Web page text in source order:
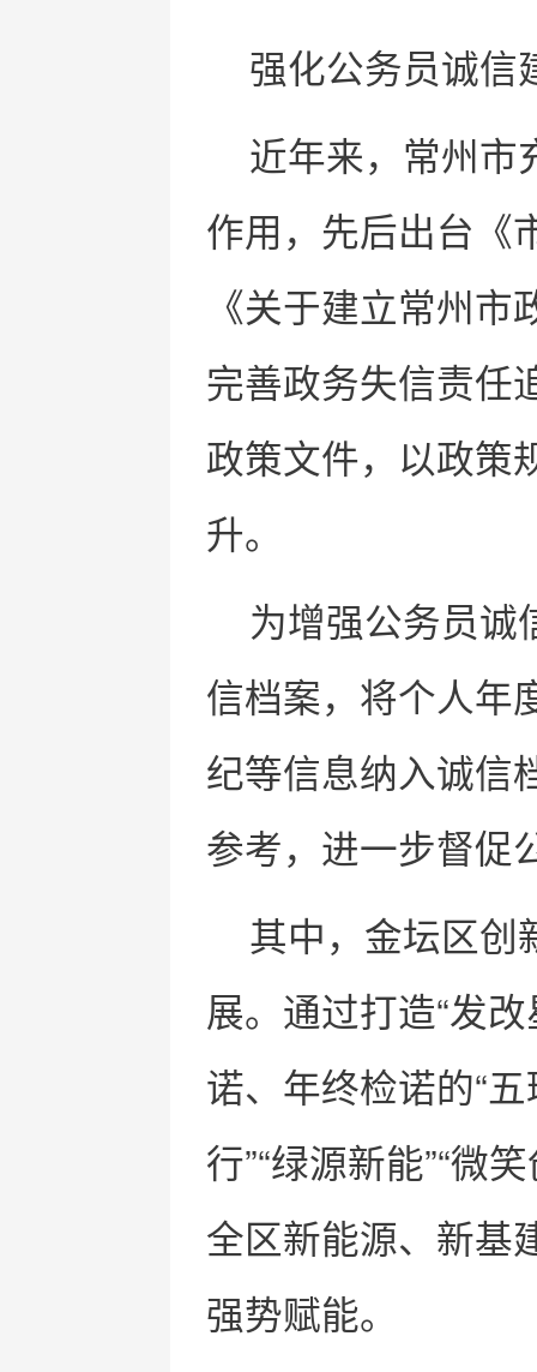
强化公务员诚信
近年来，常州市
作用，先后出台《
《关于建立常州
完善政务失信责任
政策文件，以政策
升。
为增强公务员诚
信档案，将个人年
纪等信息纳入诚信
参考，进一步督促
其中，金坛区创
展。通过打造“发
诺、年终检诺的“
行”“绿源新能”“微
全区新能源、新基
强势赋能。